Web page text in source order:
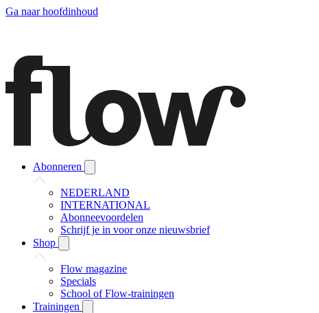
Ga naar hoofdinhoud
Abonneren
NEDERLAND
INTERNATIONAL
Abonneevoordelen
Schrijf je in voor onze nieuwsbrief
Shop
Flow magazine
Specials
School of Flow-trainingen
Trainingen